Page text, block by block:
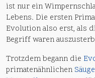
ist nur ein
Lebens. Die ersten
Evolution also erst, als
Begriff waren
Trotzdem begann die
primatenähnlichen